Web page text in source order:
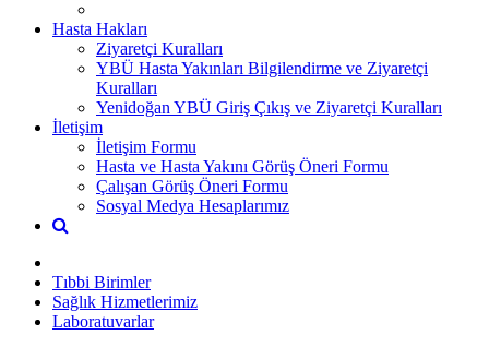
Hasta Hakları
Ziyaretçi Kuralları
YBÜ Hasta Yakınları Bilgilendirme ve Ziyaretçi
Kuralları
Yenidoğan YBÜ Giriş Çıkış ve Ziyaretçi Kuralları
İletişim
İletişim Formu
Hasta ve Hasta Yakını Görüş Öneri Formu
Çalışan Görüş Öneri Formu
Sosyal Medya Hesaplarımız
Tıbbi Birimler
Sağlık Hizmetlerimiz
Laboratuvarlar